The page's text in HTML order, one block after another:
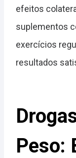
efeitos
suplementos
exercícios
resultados
Peso: